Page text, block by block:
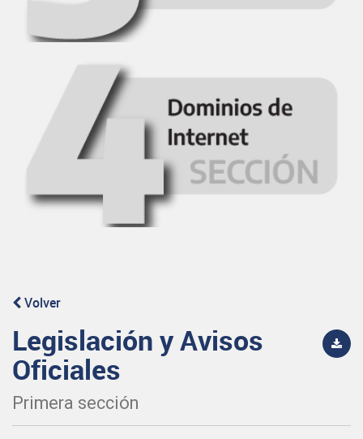
Volver
Legislación y Avisos
Oficiales
Primera sección